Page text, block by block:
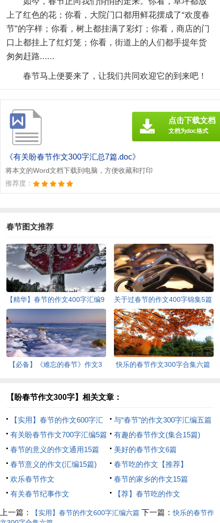
上了红色的花；你看，大院门口都用鲜花摆成了“欢度春
节”的字样；你看，树上都挂满了彩灯；你看，商店的门
口上都挂上了红灯笼；你看，街道上的人们都手提年货
匆匆赶路......
春节马上便要来了，让我们共同欢迎它的到来吧！
《有关盼春节作文300字汇总7篇.doc》
将本文的Word文档下载到电脑，方便收藏和打印
推荐度：
点击下载文档
文档为doc格式
春节图文推荐
【精华】春节的作文400字汇编9
篇
关于过春节的作文400字锦集5篇
【必备】《难忘的春节》作文3
快乐的春节作文300字合集六篇
【盼春节作文300字】相关文章：
【实用】春节的作文600字汇
编六篇
与“春节”的作文300字汇编五篇
有关盼春节作文700字汇编5篇
有趣的春节作文(集合15篇)
春节的意义的作文通用15篇
美好的春节作文6篇
春节意义的作文(汇编15篇)
春节吃的作文【推荐】
欢乐春节作文
春节的家乡的作文15篇
有关春节纪事作文
【荐】春节吃的作文
上一篇： 【实用】春节的作文600字汇编六篇 下一篇：快乐的春节作